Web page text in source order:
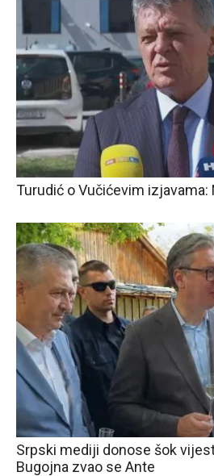
Turudić o Vučićevim izjavama:
Srpski mediji donose šok
Bugojna zvao se Ante